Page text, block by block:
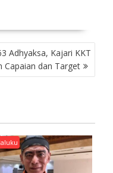
Adhyaksa, Kajari KKT
Capaian dan Target